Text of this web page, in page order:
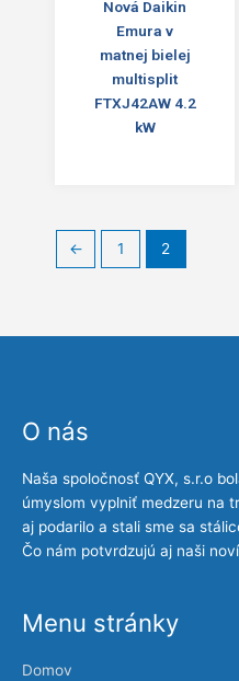
Nová Daikin
Emura v
matnej bielej
multisplit
FTXJ42AW 4.2
kW
← 1 2
O nás
Naša spoločnosť QYX, s.r.o
úmyslom vyplniť medzeru na
aj podarilo a stali sme sa
Čo nám potvrdzujú aj naši
Menu stránky
Domov